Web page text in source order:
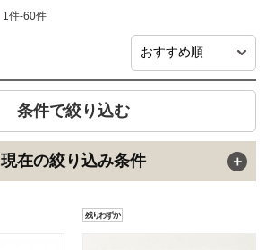
1件-60件
条件で絞り込む
現在の絞り込み条件
残りわずか